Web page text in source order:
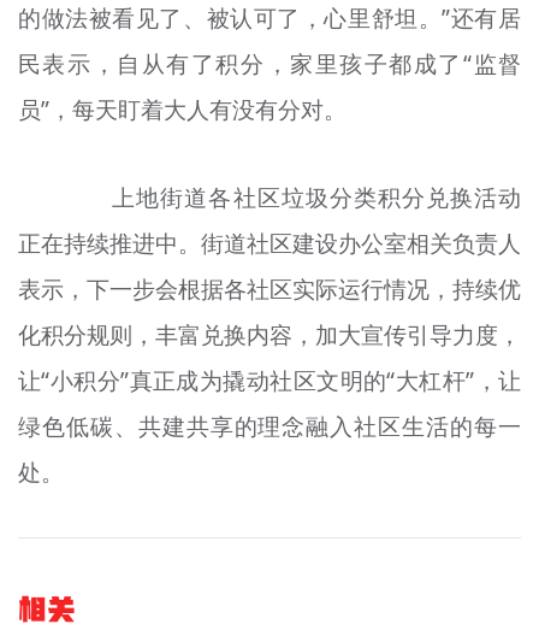
的做法被看见了、被认可了，心里舒坦。”还有居
民表示，自从有了积分，家里孩子都成了“监督
员”，每天盯着大人有没有分对。
上地街道各社区垃圾分类积分兑换活动
正在持续推进中。街道社区建设办公室相关负责人
表示，下一步会根据各社区实际运行情况，持续优
化积分规则，丰富兑换内容，加大宣传引导力度，
让“小积分”真正成为撬动社区文明的“大杠杆”，让
绿色低碳、共建共享的理念融入社区生活的每一
处。
相关